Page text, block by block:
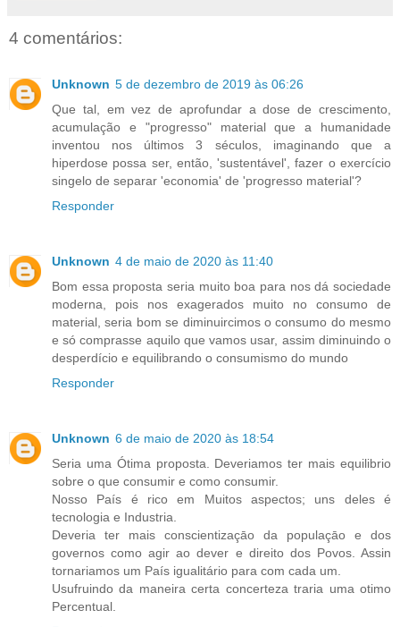
4 comentários:
Unknown 5 de dezembro de 2019 às 06:26
Que tal, em vez de aprofundar a dose de crescimento,
acumulação e "progresso" material que a humanidade
inventou nos últimos 3 séculos, imaginando que a
hiperdose possa ser, então, 'sustentável', fazer o exercício
singelo de separar 'economia' de 'progresso material'?
Responder
Unknown 4 de maio de 2020 às 11:40
Bom essa proposta seria muito boa para nos dá sociedade
moderna, pois nos exagerados muito no consumo de
material, seria bom se diminuircimos o consumo do mesmo
e só comprasse aquilo que vamos usar, assim diminuindo o
desperdício e equilibrando o consumismo do mundo
Responder
Unknown 6 de maio de 2020 às 18:54
Seria uma Ótima proposta. Deveriamos ter mais equilibrio
sobre o que consumir e como consumir.
Nosso País é rico em Muitos aspectos; uns deles é
tecnologia e Industria.
Deveria ter mais conscientizaçāo da populaçāo e dos
governos como agir ao dever e direito dos Povos. Assin
tornariamos um País igualitário para com cada um.
Usufruindo da maneira certa concerteza traria uma otimo
Percentual.